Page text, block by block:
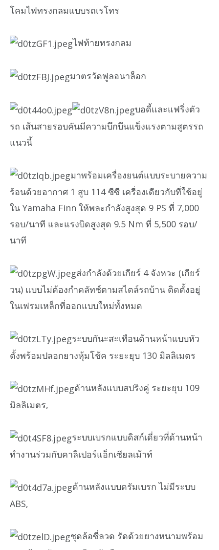
โคมไฟทรงกลมแบบรถเรโทร
ไฟท้ายทรงกลม
มาตรวัดฟูลอนาล็อก
บอดี้และแฟริ่งตัว
รถ เส้นสายรอบคันมีความบึกบึนแข็งแรงตามสูตรรถ
แนวนี้
มาพร้อมเครื่องยนต์แบบระบายความ
ร้อนด้วยอากาศ 1 สูบ 114 ซีซี เครื่องเดียวกับที่ใช้อยู่
ใน Yamaha Finn ให้พละกำลังสูงสุด 9 PS ที่ 7,000
รอบ/นาที และแรงบิดสูงสุด 9.5 Nm ที่ 5,500 รอบ/
นาที
ส่งกำลังด้วยเกียร์ 4 จังหวะ (เกียร์
วน) แบบไม่ต้องกำคลัทช์ตามสไตล์รถบ้าน ติดตั้งอยู่
ในเฟรมเหล็กที่ออกแบบใหม่ทั้งหมด
ระบบกันะสะเทือนด้านหน้าแบบหัว
ตั้งพร้อมปลอกยางหุ้มโช้ค ระยะยุบ 130 มิลลิเมตร
ด้านหลังแบบสปริงคู่ ระยะยุบ 109
มิลลิเมตร,
ระบบเบรกแบบดิสก์เดี่ยวที่ด้านหน้า
ทำงานร่วมกับคาลิเปอร์แอ็กเซียลเม้าท์
ด้านหลังแบบดรัมเบรก ไม่มีระบบ
ABS,
ชุดล้อซี่ลวด รัดด้วยยางหนามพร้อม